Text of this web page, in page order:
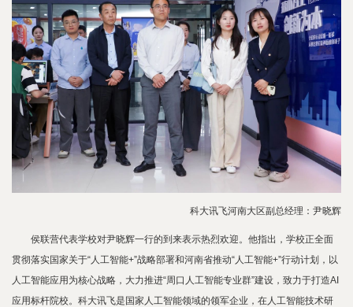
科大讯飞河南大区副总经理：尹晓辉
侯联营代表学校对尹晓辉一行的到来表示热烈欢迎。他指出，学校正全面
贯彻落实国家关于“人工智能+”战略部署和河南省推动“人工智能+”行动计划，以
人工智能应用为核心战略，大力推进“周口人工智能专业群”建设，致力于打造AI
应用标杆院校。科大讯飞是国家人工智能领域的领军企业，在人工智能技术研